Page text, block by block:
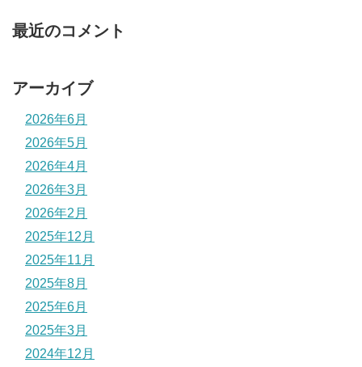
最近のコメント
アーカイブ
2026年6月
2026年5月
2026年4月
2026年3月
2026年2月
2025年12月
2025年11月
2025年8月
2025年6月
2025年3月
2024年12月